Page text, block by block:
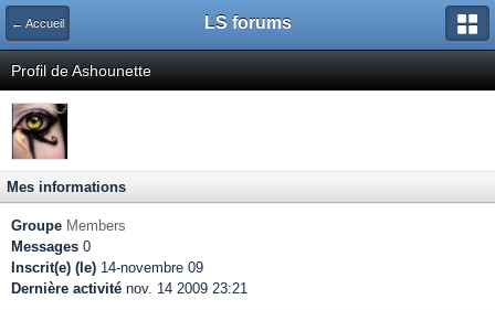
← Accueil LS forums
Profil de Ashounette
Mes informations
Groupe Members
Messages 0
Inscrit(e) (le) 14-novembre 09
Dernière activité nov. 14 2009 23:21